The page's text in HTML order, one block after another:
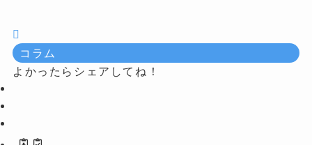
コラム
よかったらシェアしてね！